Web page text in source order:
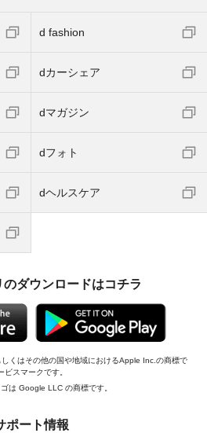
d fashion
dカーシェア
dマガジン
dフォト
dヘルスケア
ダウンロードはコチラ
くはその他の国や地域におけるApple Inc.の商標で
スマークです。
は Google LLC の商標です。
ポート情報